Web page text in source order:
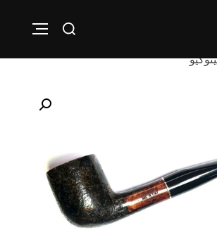
Search